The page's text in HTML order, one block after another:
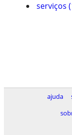
serviços
ajuda